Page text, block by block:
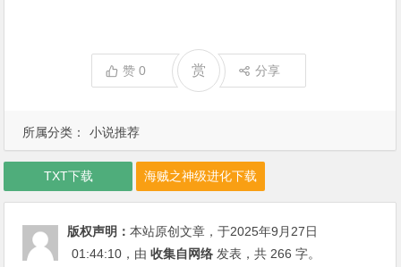
所属分类： 小说推荐
赞0 赏 分享
TXT下载 海贼之神级进化下载
版权声明：本站原创文章，于2025年9月27日
01:44:10 ，由收集自网络 发表，共 266 字。